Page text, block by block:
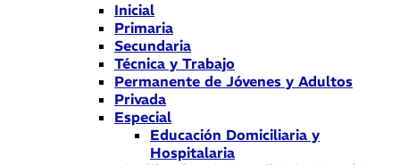
Inicial
Primaria
Secundaria
Técnica y Trabajo
Permanente de Jóvenes y Adultos
Privada
Especial
Educación Domiciliaria y
Hospitalaria